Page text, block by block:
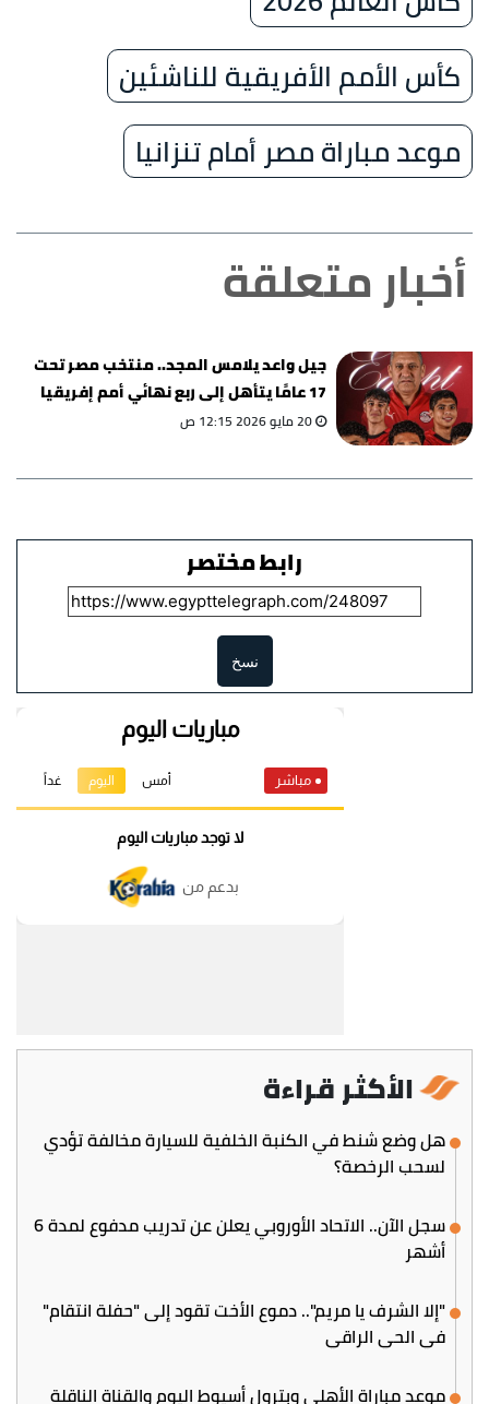
كأس الأمم الأفريقية للناشئين
موعد مباراة مصر أمام تنزانيا
أخبار متعلقة
جيل واعد يلامس المجد.. منتخب مصر تحت
17 عامًا يتأهل إلى ربع نهائي أمم إفريقيا
وكأس العالم
20 مايو 2026 12:15 ص
رابط مختصر
نسخ
الأكثر قراءة
هل وضع شنط في الكنبة الخلفية للسيارة مخالفة تؤدي
لسحب الرخصة؟
سجل الآن.. الاتحاد الأوروبي يعلن عن تدريب مدفوع لمدة 6
أشهر
"إلا الشرف يا مريم".. دموع الأخت تقود إلى "حفلة انتقام"
في الحي الراقي
موعد مباراة الأهلي وبترول أسيوط اليوم والقناة الناقلة